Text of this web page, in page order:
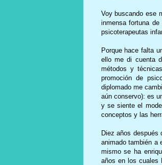
Voy buscando ese
inmensa fortuna
psicoterapeutas
Porque hace falta
ello me di cuenta
métodos y
promoción de
diplomado me
aún conservo): es
y se siente el
conceptos y las
Diez años después
animado también a
mismo se ha
años en los cuales